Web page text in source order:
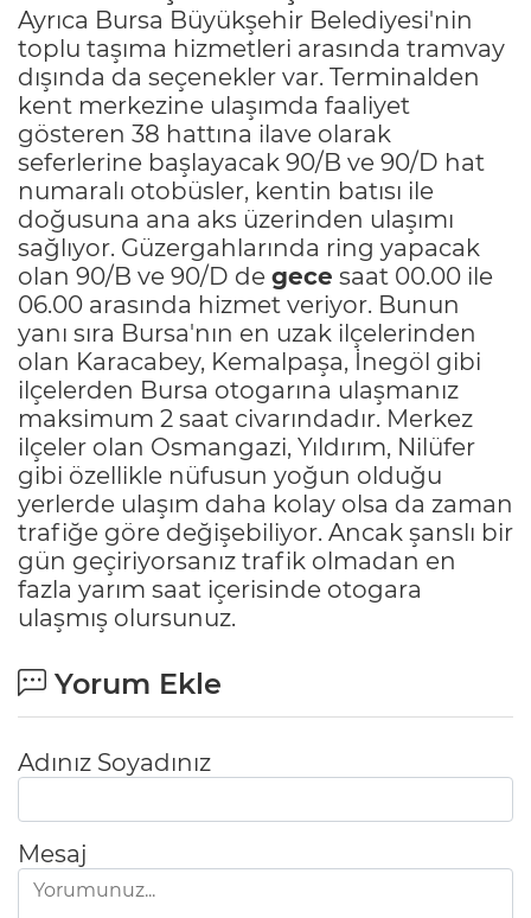
Ayrıca Bursa Büyükşehir Belediyesi'nin
toplu taşıma hizmetleri arasında tramvay
dışında da seçenekler var. Terminalden
kent merkezine ulaşımda faaliyet
gösteren 38 hattına ilave olarak
seferlerine başlayacak 90/B ve 90/D hat
numaralı otobüsler, kentin batısı ile
doğusuna ana aks üzerinden ulaşımı
sağlıyor. Güzergahlarında ring yapacak
olan 90/B ve 90/D de gece saat 00.00 ile
06.00 arasında hizmet veriyor. Bunun
yanı sıra Bursa'nın en uzak ilçelerinden
olan Karacabey, Kemalpaşa, İnegöl gibi
ilçelerden Bursa otogarına ulaşmanız
maksimum 2 saat civarındadır. Merkez
ilçeler olan Osmangazi, Yıldırım, Nilüfer
gibi özellikle nüfusun yoğun olduğu
yerlerde ulaşım daha kolay olsa da zaman
trafiğe göre değişebiliyor. Ancak şanslı bir
gün geçiriyorsanız trafik olmadan en
fazla yarım saat içerisinde otogara
ulaşmış olursunuz.
Yorum Ekle
Adınız Soyadınız
Mesaj